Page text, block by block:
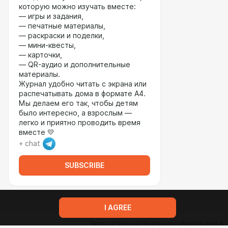
которую можно изучать вместе:
— игры и задания,
— печатные материалы,
— раскраски и поделки,
— мини-квесты,
— карточки,
— QR-аудио и дополнительные
материалы.
Журнал удобно читать с экрана или
распечатывать дома в формате А4.
Мы делаем его так, чтобы детям
было интересно, а взрослым —
легко и приятно проводить время
вместе 💛
+ chat
SUBSCRIBE
Terms of servicePrivacy policyBrandSupport
I AGREE